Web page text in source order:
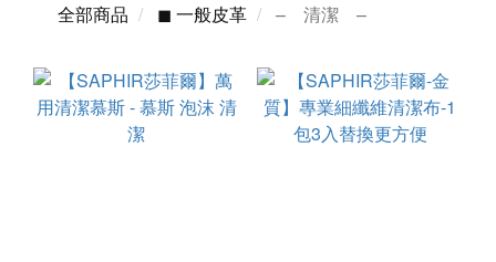
全部商品 ◼ 一般皮革 – 清潔 –